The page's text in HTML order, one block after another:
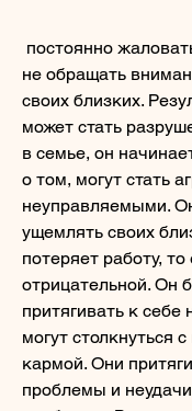
не обращать
своих близких.
может стать
в семье, он
о том, могут стать
неуправляемыми.
ущемлять своих
потеряет работу,
отрицательной. Он
притягивать к себе
могут столкнуться
кармой. Они
проблемы и